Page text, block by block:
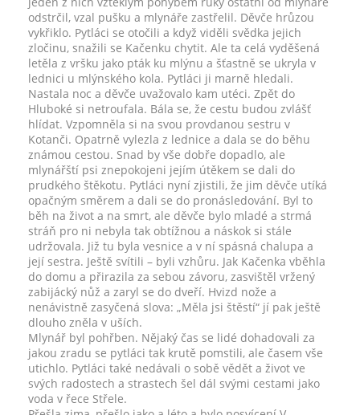
odstrčil, vzal pušku a mlynáře zastřelil. Děvče hrůzou
vykřiklo. Pytláci se otočili a když viděli svědka jejich
zločinu, snažili se Kačenku chytit. Ale ta celá vyděšená
letěla z vršku jako pták ku mlýnu a šťastně se ukryla v
lednici u mlýnského kola. Pytláci ji marně hledali.
Nastala noc a děvče uvažovalo kam utéci. Zpět do
Hluboké si netroufala. Bála se, že cestu budou zvlášť
hlídat. Vzpomněla si na svou provdanou sestru v
Kotanči. Opatrně vylezla z lednice a dala se do běhu
známou cestou. Snad by vše dobře dopadlo, ale
mlynářští psi znepokojeni jejím útěkem se dali do
prudkého štěkotu. Pytláci nyní zjistili, že jim děvče utíká
opačným směrem a dali se do pronásledování. Byl to
běh na život a na smrt, ale děvče bylo mladé a strmá
stráň pro ni nebyla tak obtížnou a náskok si stále
udržovala. Již tu byla vesnice a v ní spásná chalupa a
její sestra. Ještě svítili – byli vzhůru. Jak Kačenka vběhla
do domu a přirazila za sebou závoru, zasvištěl vržený
zabijácký nůž a zaryl se do dveří. Hvizd nože a
nenávistně zasyčená slova: „Měla jsi štěstí“ jí pak ještě
dlouho zněla v uších.
Mlynář byl pohřben. Nějaký čas se lidé dohadovali za
jakou zradu se pytláci tak krutě pomstili, ale časem vše
utichlo. Pytláci také nedávali o sobě vědět a život ve
svých radostech a strastech šel dál svými cestami jako
voda v řece Střele.